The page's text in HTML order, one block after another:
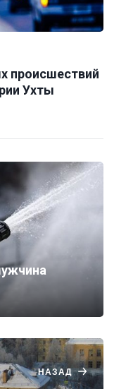
происшествий
Ухты
НАЗАД